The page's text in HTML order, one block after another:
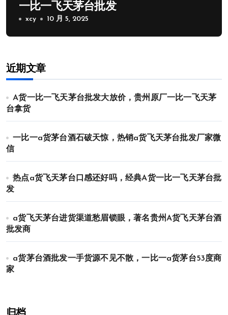
一比一飞天茅台批发
xcy 10 月 5, 2025
近期文章
A货一比一飞天茅台批发大放价，贵州原厂一比一飞天茅
台拿货
一比一a货茅台酒石破天惊，热销a货飞天茅台批发厂家微
信
热点a货飞天茅台口感还好吗，经典A货一比一飞天茅台批
发
a货飞天茅台进货渠道愁眉锁眼，著名贵州A货飞天茅台酒
批发商
a货茅台酒批发一手货源不见不散，一比一a货茅台53度商
家